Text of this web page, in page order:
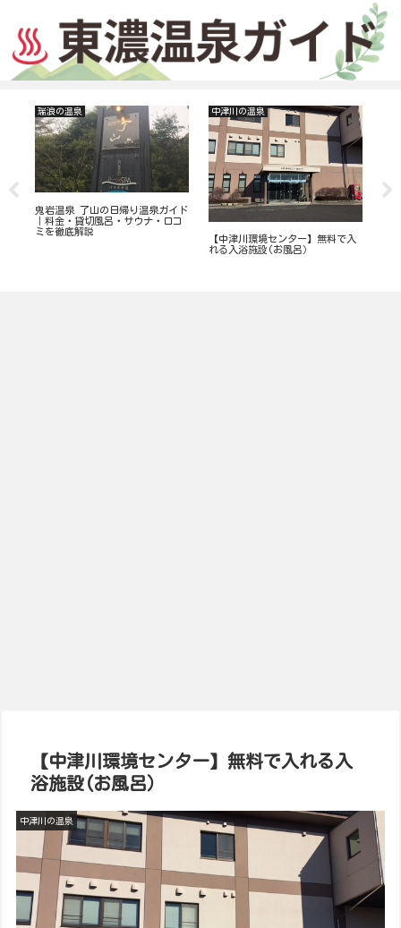
瑞浪の温泉
鬼岩温泉 了山の日帰り温泉ガイド
｜料金・貸切風呂・サウナ・口コ
ミを徹底解説
中津川の温泉
【中津川環境センター】無料で入
れる入浴施設(お風呂）
【中津川環境センター】無料で入れる入
浴施設(お風呂）
中津川の温泉